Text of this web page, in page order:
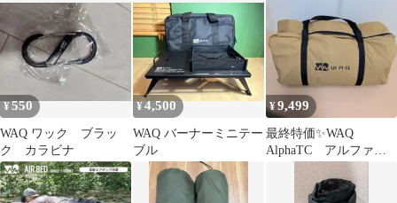
¥550
WAQ ワック ブラッ
ク カラビナ
¥4,500
WAQ バーナーミニテー
ブル
¥9,499
最終特価✨WAQ
AlphaTC アルファ
TC ソロ用 ポリコッ
トン タン